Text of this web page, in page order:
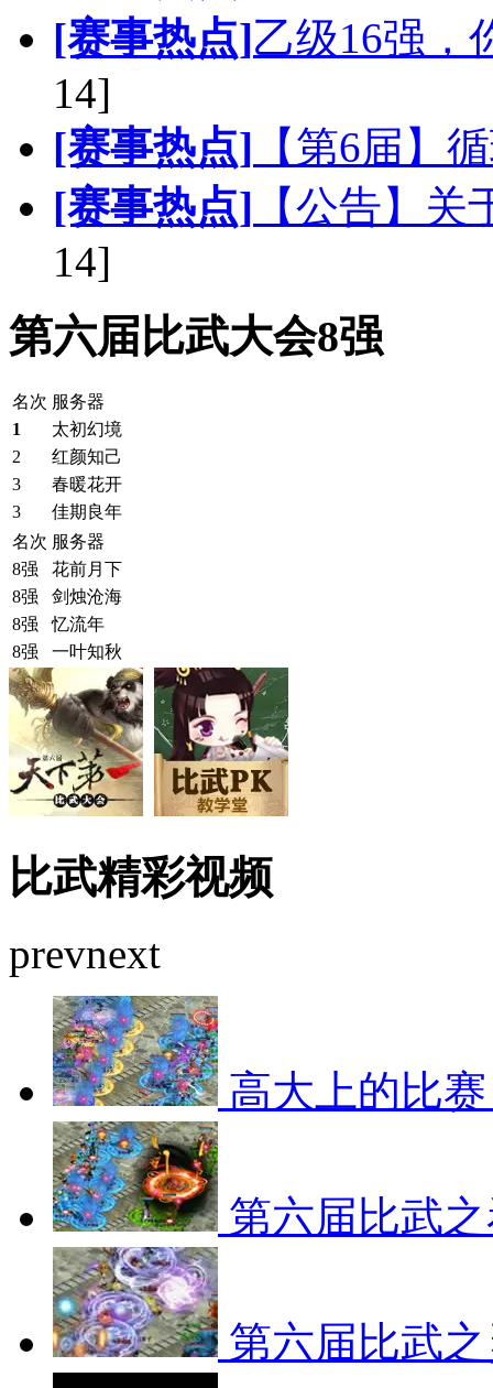
[赛事热点]乙级16强，
14]
[赛事热点] 【第6届】
[赛事热点] 【公告】
14]
第六届比武大会8强
名次 服务器
1
太初幻境
2
红颜知己
3
春暖花开
3
佳期良年
名次 服务器
8强
花前月下
8强
剑烛沧海
8强
忆流年
8强
一叶知秋
比武精彩视频
prevnext
高大上的比
第六届比武
第六届比武